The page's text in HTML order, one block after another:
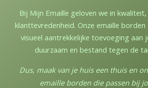
Bij Mijn Emaille geloven we in
klanttevredenheid. Onze emaille borden
visueel aantrekkelijke toevoeging aan
duurzaam en bestand tegen de
Dus, maak van je huis een thuis en
emaille borden die passen bij